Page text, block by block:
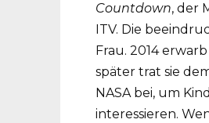
Countdown, der
ITV. Die
Frau. 2014
später trat sie
NASA bei, um
interessieren.